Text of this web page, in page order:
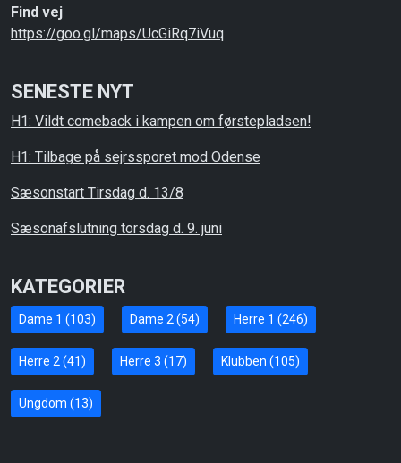
Find vej
https://goo.gl/maps/UcGiRq7iVuq
SENESTE NYT
H1: Vildt comeback i kampen om førstepladsen!
H1: Tilbage på sejrssporet mod Odense
Sæsonstart Tirsdag d. 13/8
Sæsonafslutning torsdag d. 9. juni
KATEGORIER
Dame 1 (103) Dame 2 (54) Herre 1 (246)
Herre 2 (41) Herre 3 (17) Klubben (105)
Ungdom (13)